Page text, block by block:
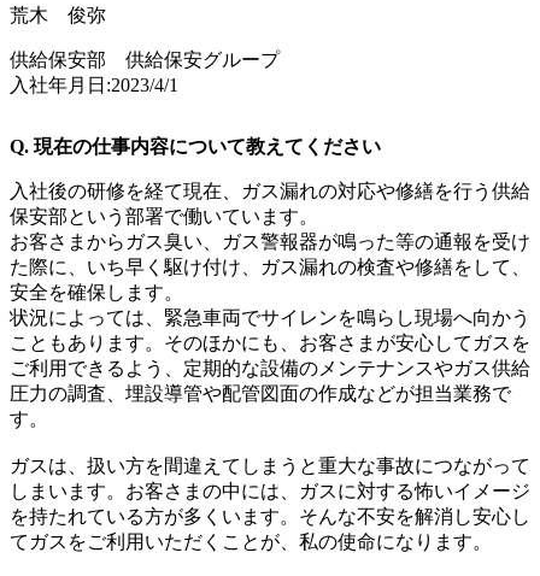
荒木 俊弥
供給保安部 供給保安グループ
入社年月日:2023/4/1
Q. 現在の仕事内容について教えてください
入社後の研修を経て現在、ガス漏れの対応や修繕を行う供給
保安部という部署で働いています。
お客さまからガス臭い、ガス警報器が鳴った等の通報を受け
た際に、いち早く駆け付け、ガス漏れの検査や修繕をして、
安全を確保します。
状況によっては、緊急車両でサイレンを鳴らし現場へ向かう
こともあります。そのほかにも、お客さまが安心してガスを
ご利用できるよう、定期的な設備のメンテナンスやガス供給
圧力の調査、埋設導管や配管図面の作成などが担当業務で
す。
ガスは、扱い方を間違えてしまうと重大な事故につながって
しまいます。お客さまの中には、ガスに対する怖いイメージ
を持たれている方が多くいます。そんな不安を解消し安心し
てガスをご利用いただくことが、私の使命になります。